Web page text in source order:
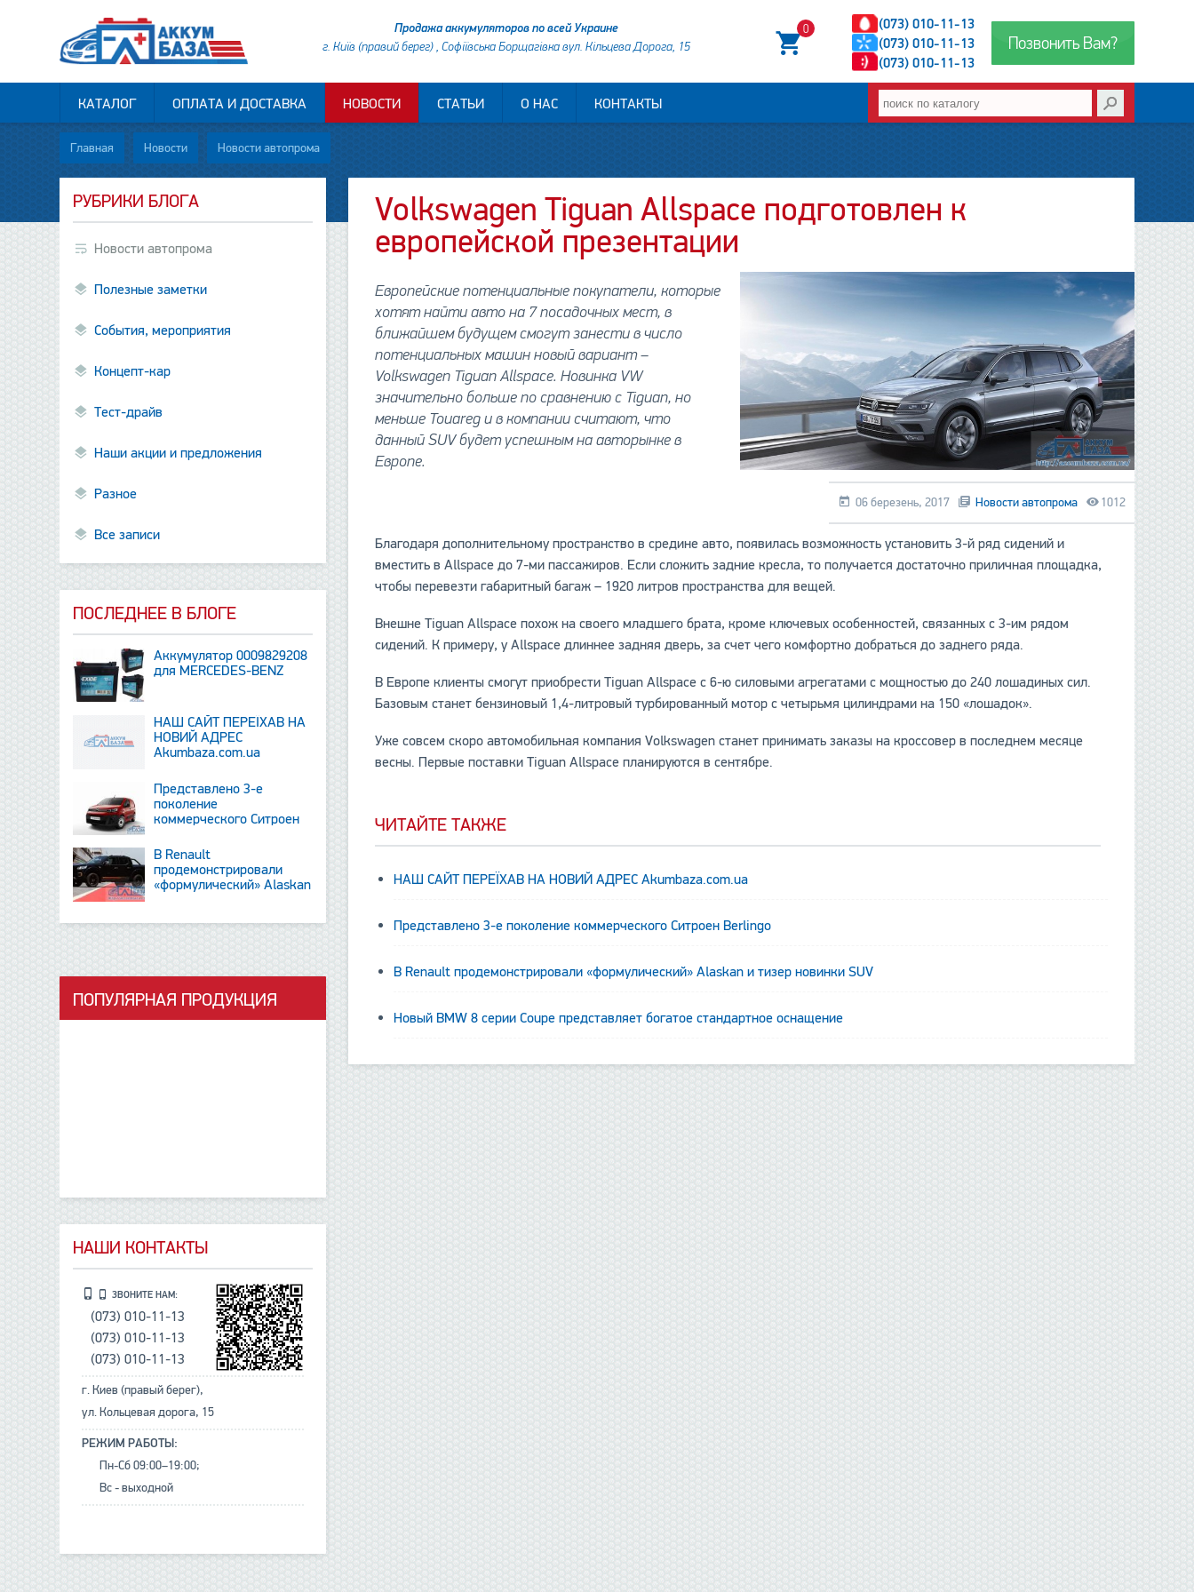
Позвонить Вам?
(073) 010-11-13
(073) 010-11-13
(073) 010-11-13
0
Продажа аккумуляторов по всей Украине
г. Київ (правий берег) , Софіївська Борщагівка вул. Кільцева Дорога, 15
КАТАЛОГ ОПЛАТА И ДОСТАВКА НОВОСТИ СТАТЬИ О НАС КОНТАКТЫ
Главная Новости Новости автопрома
Volkswagen Tiguan Allspace подготовлен к
европейской презентации
Европейские потенциальные покупатели, которые
хотят найти авто на 7 посадочных мест, в
ближайшем будущем смогут занести в число
потенциальных машин новый вариант –
Volkswagen Tiguan Allspace. Новинка VW
значительно больше по сравнению с Tiguan, но
меньше Touareg и в компании считают, что
данный SUV будет успешным на авторынке в
Европе.
06 березень, 2017 Новости автопрома 1012
Благодаря дополнительному пространство в средине авто, появилась возможность установить 3-й ряд сидений и
вместить в Allspace до 7-ми пассажиров. Если сложить задние кресла, то получается достаточно приличная площадка,
чтобы перевезти габаритный багаж – 1920 литров пространства для вещей.
Внешне Tiguan Allspace похож на своего младшего брата, кроме ключевых особенностей, связанных с 3-им рядом
сидений. К примеру, у Allspace длиннее задняя дверь, за счет чего комфортно добраться до заднего ряда.
В Европе клиенты смогут приобрести Tiguan Allspace с 6-ю силовыми агрегатами с мощностью до 240 лошадиных сил.
Базовым станет бензиновый 1,4-литровый турбированный мотор с четырьмя цилиндрами на 150 «лошадок».
Уже совсем скоро автомобильная компания Volkswagen станет принимать заказы на кроссовер в последнем месяце
весны. Первые поставки Tiguan Allspace планируются в сентябре.
ЧИТАЙТЕ ТАКЖЕ
НАШ САЙТ ПЕРЕЇХАВ НА НОВИЙ АДРЕС Аkumbaza.com.ua
Представлено 3-е поколение коммерческого Ситроен Berlingo
В Renault продемонстрировали «формулический» Alaskan и тизер новинки SUV
Новый BMW 8 серии Coupe представляет богатое стандартное оснащение
РУБРИКИ БЛОГА
Новости автопрома
Полезные заметки
События, мероприятия
Концепт-кар
Тест-драйв
Наши акции и предложения
Разное
Все записи
ПОСЛЕДНЕЕ В БЛОГЕ
Аккумулятор 0009829208
для MERCEDES-BENZ
НАШ САЙТ ПЕРЕЇХАВ НА
НОВИЙ АДРЕС
Аkumbaza.com.ua
Представлено 3-е
поколение
коммерческого Ситроен
В Renault
продемонстрировали
«формулический» Alaskan
ПОПУЛЯРНАЯ ПРОДУКЦИЯ
НАШИ КОНТАКТЫ
ЗВОНИТЕ НАМ:
(073) 010-11-13
(073) 010-11-13
(073) 010-11-13
г. Киев (правый берег),
ул. Кольцевая дорога, 15
РЕЖИМ РАБОТЫ:
Пн-Сб 09:00–19:00;
Вс - выходной